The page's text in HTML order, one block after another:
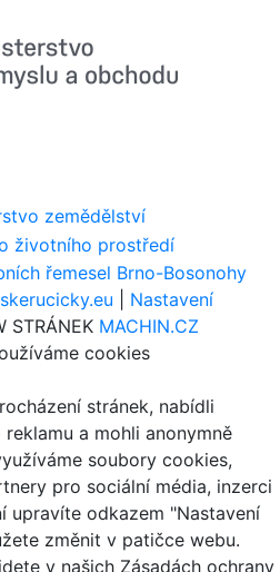
Nastavení
STRÁNEK MACHIN.CZ
cookies
stránek, nabídli
a mohli anonymně
soubory cookies,
pro sociální média, inzerci
upravíte odkazem "Nastavení
změnit v patičce webu.
v našich Zásadách ochrany